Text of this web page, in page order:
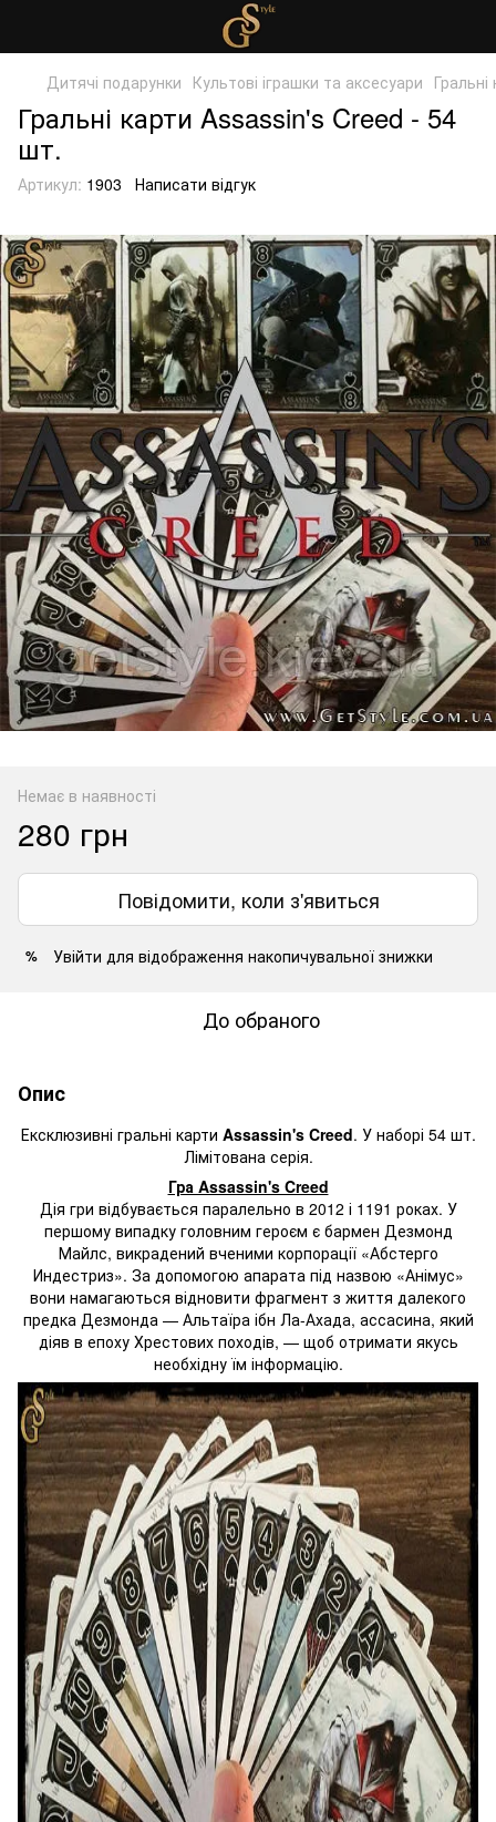
Дитячі подарунки Культові іграшки та аксесуари
Гральні карти Assassin's Creed - 54
шт.
Артикул: 1903 Написати відгук
Немає в наявності
280 грн
Повідомити, коли з'явиться
% Увійти для відображення накопичувальної знижки
До обраного
Опис
Ексклюзивні гральні карти Assassin's Creed. У наборі 54 шт.
Лімітована серія.
Гра Assassin's Creed
Дія гри відбувається паралельно в 2012 і 1191 роках. У
першому випадку головним героєм є бармен Дезмонд
Майлс, викрадений вченими корпорації «Абстерго
Индестриз». За допомогою апарата під назвою «Анімус»
вони намагаються відновити фрагмент з життя далекого
предка Дезмонда — Альтаїра ібн Ла-Ахада, ассасина, який
діяв в епоху Хрестових походів, — щоб отримати якусь
необхідну їм інформацію.